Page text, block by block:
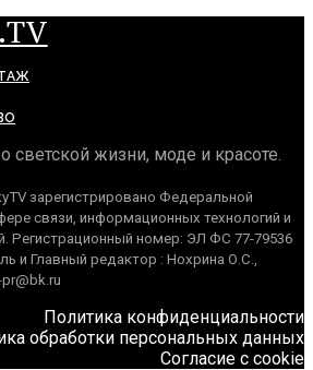
светской жизни, моде и красоте.
зарегистрировано Федеральной
связи, информационных технологий и
Регистрационный номер: ЭЛ ФС 77-79536
и Главный редактор : Нохрина О.С.,
Политика конфиденциальности
обработки персональных данных
Согласие с cookie